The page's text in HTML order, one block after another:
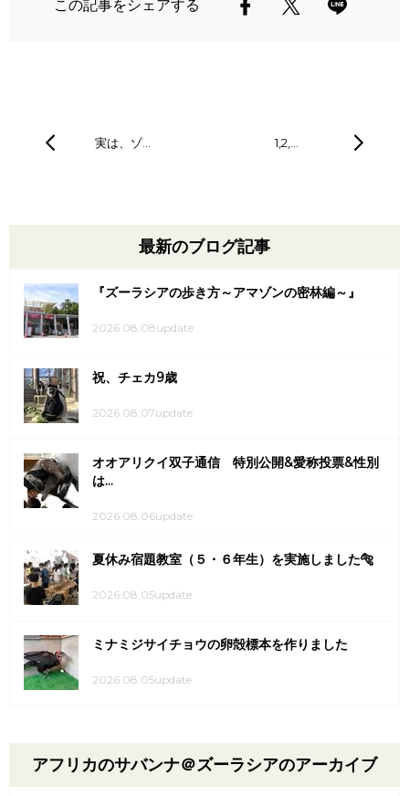
この記事をシェアする
実は、ゾ… 1,2,…
最新のブログ記事
『ズーラシアの歩き方～アマゾンの密林編～』
2026.08.08update
祝、チェカ9歳
2026.08.07update
オオアリクイ双子通信 特別公開&愛称投票&性別
は...
2026.08.06update
夏休み宿題教室（５・６年生）を実施しました🐅
2026.08.05update
ミナミジサイチョウの卵殻標本を作りました
2026.08.05update
アフリカのサバンナ＠ズーラシアのアーカイブ